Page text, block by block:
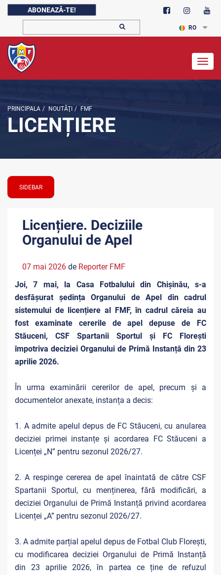
ABONEAZĂ-TE!
RO
PRINCIPALA / NOUTĂŢI / FMF
LICENȚIERE
SIDEBAR
Licențiere. Deciziile
Organului de Apel
07 mai 2026 de Reporter FMF
Joi, 7 mai, la Casa Fotbalului din Chișinău, s-a
desfășurat ședința Organului de Apel din cadrul
sistemului de licențiere al FMF, în cadrul căreia au
fost examinate cererile de apel depuse de FC
Stăuceni, CSF Spartanii Sportul și FC Florești
împotriva deciziei Organului de Primă Instanță din 23
aprilie 2026.
În urma examinării cererilor de apel, precum și a
documentelor anexate, instanța a decis:
1. A admite apelul depus de FC Stăuceni, cu anularea
deciziei primei instanțe și acordarea FC Stăuceni a
Licenței „N” pentru sezonul 2026/27.
2. A respinge cererea de apel înaintată de către CSF
Spartanii Sportul, cu menținerea, fără modificări, a
deciziei Organului de Primă Instanță privind acordarea
Licenței „A” pentru sezonul 2026/27.
3. A admite parțial apelul depus de Fotbal Club Florești,
cu modificarea deciziei Organului de Primă Instanță
din 23 aprilie 2026, în partea ce ține de refuzul